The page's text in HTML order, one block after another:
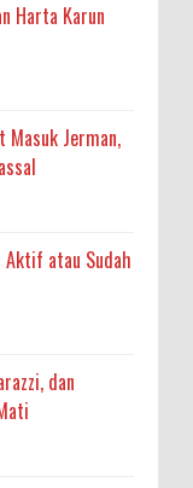
Harta Karun
Jerman,
Aktif atau Sudah
dan